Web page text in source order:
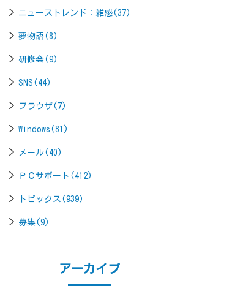
ニューストレンド：雑感(37)
夢物語(8)
研修会(9)
SNS(44)
ブラウザ(7)
Windows(81)
メール(40)
ＰＣサポート(412)
トピックス(939)
募集(9)
アーカイブ